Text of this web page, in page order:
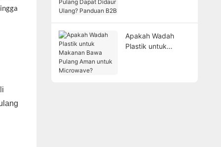
Apakah Wadah
Plastik untuk